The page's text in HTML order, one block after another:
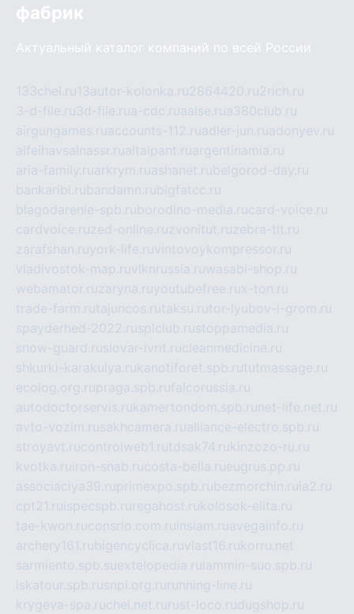
фабрик
Актуальный каталог компаний по всей России
133chel.ru13autor-kolonka.ru2864420.ru2rich.ru
3-d-file.ru3d-file.rua-cdc.ruaalse.rua380club.ru
airgungames.ruaccounts-112.ruadler-jun.ruadonyev.ru
alfeihavsalnassr.rualtaipant.ruargentinamia.ru
aria-family.ruarkrym.ruashanet.rubelgorod-day.ru
bankaribi.rubandamn.rubigfatcc.ru
blagodarenie-spb.ruborodino-media.rucard-voice.ru
cardvoice.ruzed-online.ruzvonitut.ruzebra-tlt.ru
zarafshan.ruyork-life.ruvintovoykompressor.ru
vladivostok-map.ruvlknrussia.ruwasabi-shop.ru
webamator.ruzaryna.ruyoutubefree.rux-ton.ru
trade-farm.rutajuncos.rutaksu.rutor-lyubov-i-grom.ru
spayderhed-2022.rusplclub.rustoppamedia.ru
snow-guard.ruslovar-ivrit.rucleanmedicine.ru
shkurki-karakulya.rukanotiforet.spb.rututmassage.ru
ecolog.org.rupraga.spb.rufalcorussia.ru
autodoctorservis.rukamertondom.spb.ru net-life.net.ru
avto-vozim.rusakhcamera.rualliance-electro.spb.ru
stroyavt.rucontrolweb1.rutdsak74.rukinzozo-ru.ru
kvotka.ru iron-snab.rucosta-bella.rueugrus.pp.ru
associaciya39.ruprimexpo.spb.rubezmorchin.ru ia2.ru
cpt21.ru ispecspb.ru regahost.rukolosok-elita.ru
tae-kwon.ruconsrio.com.ru insiam.ruavegainfo.ru
archery161.rubigencyclica.ruvlast16.rukorru.net
sarmiento.spb.suextelopedia.ru lammin-suo.spb.ru
iskatour.spb.rusnpi.org.ru running-line.ru
krygeva-spa.ruchel.net.ru rust-loco.rudugshop.ru